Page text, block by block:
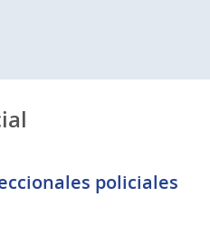
policiales